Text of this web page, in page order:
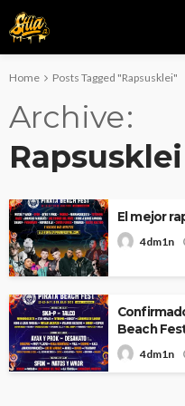
Home Posts Tagged "Rapsusklei"
Archive
Rapsusklei
El mejor
4dm1n
Beach
4dm1n